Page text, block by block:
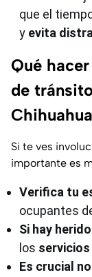
que el
y evita
Qué
de
Chihuahua
Si te ves
importante es
Verifica tu
ocupantes
Si hay
los servicios
Es crucial